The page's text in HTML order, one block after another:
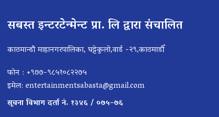
सबस्त इन्टरटेन्मेन्ट प्रा. लि द्वारा संचालित
काठमान्डौ माहानगरपालिका, घट्टेकुलो,वार्ड -२९,काठमाडौँ
फोन : +९७७-९८५१०८२२७५
इमेल: entertainmentsabasta@gmail.com
सूचना विभाग दर्ता नं. १३४६ / ०७५–७६